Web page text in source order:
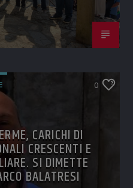
0
CARICHI DI
CRESCENTI E
SI DIMETTE
BALATRESI